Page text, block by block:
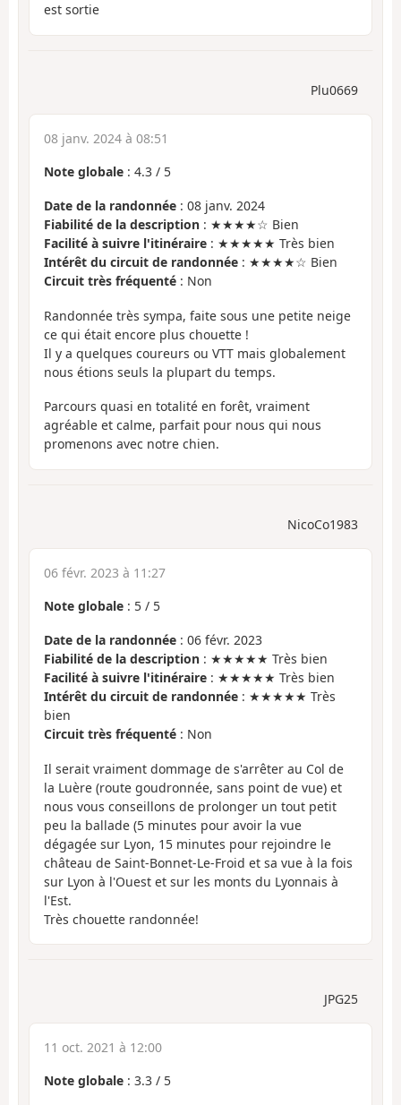
est sortie
Plu0669
08 janv. 2024 à 08:51
Note globale : 4.3 / 5
Date de la randonnée : 08 janv. 2024
Fiabilité de la description : ★★★★☆ Bien
Facilité à suivre l'itinéraire : ★★★★★ Très bien
Intérêt du circuit de randonnée : ★★★★☆ Bien
Circuit très fréquenté : Non
Randonnée très sympa, faite sous une petite neige
ce qui était encore plus chouette !
Il y a quelques coureurs ou VTT mais globalement
nous étions seuls la plupart du temps.
Parcours quasi en totalité en forêt, vraiment
agréable et calme, parfait pour nous qui nous
promenons avec notre chien.
NicoCo1983
06 févr. 2023 à 11:27
Note globale : 5 / 5
Date de la randonnée : 06 févr. 2023
Fiabilité de la description : ★★★★★ Très bien
Facilité à suivre l'itinéraire : ★★★★★ Très bien
Intérêt du circuit de randonnée : ★★★★★ Très
bien
Circuit très fréquenté : Non
Il serait vraiment dommage de s'arrêter au Col de
la Luère (route goudronnée, sans point de vue) et
nous vous conseillons de prolonger un tout petit
peu la ballade (5 minutes pour avoir la vue
dégagée sur Lyon, 15 minutes pour rejoindre le
château de Saint-Bonnet-Le-Froid et sa vue à la fois
sur Lyon à l'Ouest et sur les monts du Lyonnais à
l'Est.
Très chouette randonnée!
JPG25
11 oct. 2021 à 12:00
Note globale : 3.3 / 5